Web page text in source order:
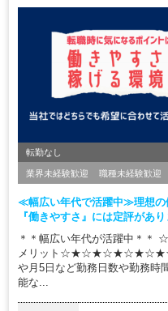
転勤なし
業界未経験歓迎 職種未経験歓迎
≪幅広い年代で活躍中≫理想の
『働きやすさ』には定評があり
＊＊幅広い年代が活躍中
メリット☆★☆★☆★☆★☆★☆★
や月5日など勤務日数や勤務時
能な...